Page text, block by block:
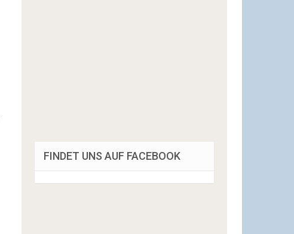
FINDET UNS AUF FACEBOOK